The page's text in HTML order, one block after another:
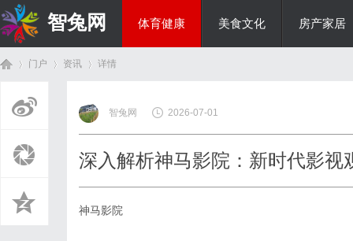
智兔网 体育健康 美食文化 房产家居
门户 资讯
›
详情
智兔网 2026-07-01
深入解析神马影院：新时代影视
神马影院